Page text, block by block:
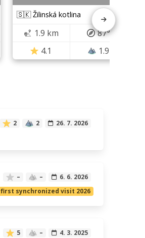
🇸🇰 Žilinská kotlina
1.9 km
87°
4.1
1.9
2 2 26. 7. 2026
– –
6. 6. 2026
first synchronized visit 2026
5 – 4. 3. 2025